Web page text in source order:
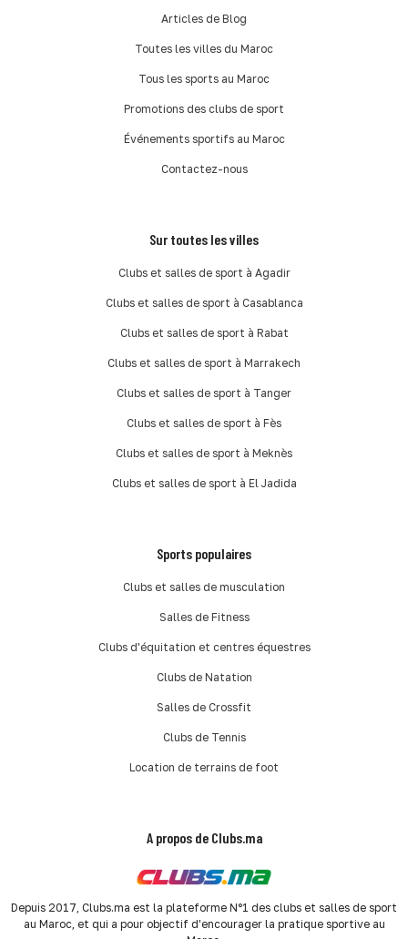
Articles de Blog
Toutes les villes du Maroc
Tous les sports au Maroc
Promotions des clubs de sport
Événements sportifs au Maroc
Contactez-nous
Sur toutes les villes
Clubs et salles de sport à Agadir
Clubs et salles de sport à Casablanca
Clubs et salles de sport à Rabat
Clubs et salles de sport à Marrakech
Clubs et salles de sport à Tanger
Clubs et salles de sport à Fès
Clubs et salles de sport à Meknès
Clubs et salles de sport à El Jadida
Sports populaires
Clubs et salles de musculation
Salles de Fitness
Clubs d'équitation et centres équestres
Clubs de Natation
Salles de Crossfit
Clubs de Tennis
Location de terrains de foot
A propos de Clubs.ma
Depuis 2017, Clubs.ma est la plateforme N°1 des clubs et salles de sport
au Maroc, et qui a pour objectif d'encourager la pratique sportive au